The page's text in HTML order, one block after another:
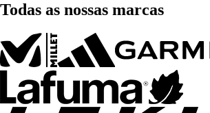
Todas as nossas marcas